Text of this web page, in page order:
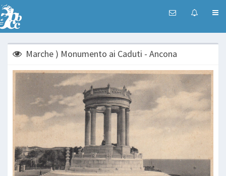
Marche ) Monumento ai Caduti - Ancona